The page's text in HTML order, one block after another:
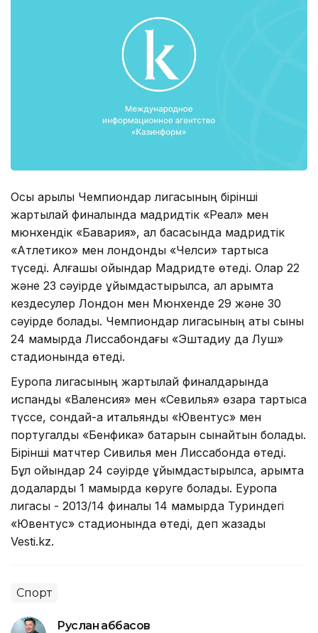
Осы арқылы Чемпиондар лигасының бірінші
жартылай финалында мадридтік «Реал» мен
мюнхендік «Бавария», ал басқасында мадридтік
«Атлетико» мен лондондық «Челси» тартысқа
түседі. Алғашқы ойындар Мадридте өтеді. Олар 22
және 23 сәуірде ұйымдастырылса, ал қарымта
кездесулер Лондон мен Мюнхенде 29 және 30
сәуірде болады. Чемпиондар лигасының ақтық сыны
24 мамырда Лиссабондағы «Эштадиу да Луш»
стадионында өтеді.
Еуропа лигасының жартылай финалдарында
испандық «Валенсия» мен «Севилья» өзара тартысқа
түссе, сондай-ақ итальяндық «Ювентус» мен
португалдық «Бенфика» бақтарын сынайтын болады.
Бірінші матчтер Сивилья мен Лиссабонда өтеді.
Бұл ойындар 24 сәуірде ұйымдастырылса, қарымта
додаларды 1 мамырда көруге болады. Еуропа
лигасы - 2013/14 финалы 14 мамырда Туриндегі
«Ювентус» стадионында өтеді, деп жазады
Vesti.kz.
Спорт
Руслан Ғаббасов